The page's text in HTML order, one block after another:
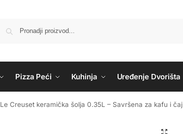
Pizza Peći Kuhinja Uređenje Dvorišta
Le Creuset keramička šolja 0.35L – Savršena za kafu i čaj